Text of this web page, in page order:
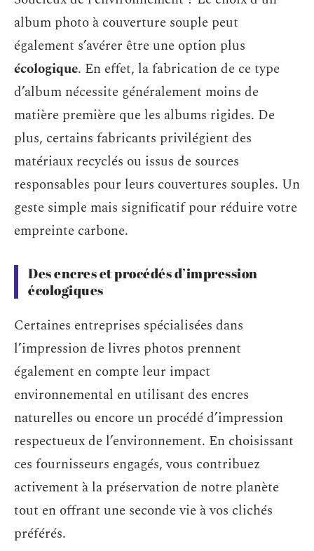
album photo à couverture souple peut
également s’avérer être une option plus
écologique. En effet, la fabrication de ce type
d’album nécessite généralement moins de
matière première que les albums rigides. De
plus, certains fabricants privilégient des
matériaux recyclés ou issus de sources
responsables pour leurs couvertures souples. Un
geste simple mais significatif pour réduire votre
empreinte carbone.
Des encres et procédés d’impression
écologiques
Certaines entreprises spécialisées dans
l’impression de livres photos prennent
également en compte leur impact
environnemental en utilisant des encres
naturelles ou encore un procédé d’impression
respectueux de l’environnement. En choisissant
ces fournisseurs engagés, vous contribuez
activement à la préservation de notre planète
tout en offrant une seconde vie à vos clichés
préférés.